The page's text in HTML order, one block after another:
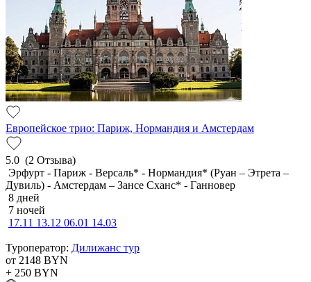
Европейское трио: Париж, Нормандия и Амстердам
5.0 (2 Отзыва)
Эрфурт - Париж - Версаль* - Нормандия* (Руан – Этрета –
Дувиль) - Амстердам – Зансе Сханс* - Ганновер
8 дней
7 ночей
17.11 13.12 06.01 14.03
Туроператор: Дилижанс тур
от 2148 BYN
+ 250 BYN